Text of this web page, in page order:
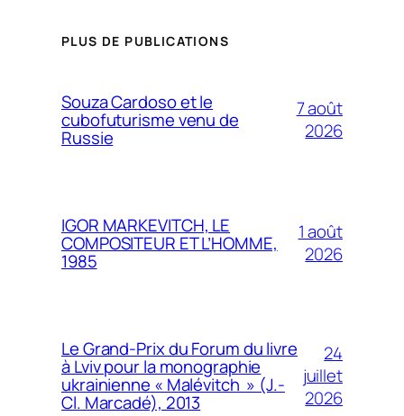
PLUS DE PUBLICATIONS
Souza Cardoso et le
cubofuturisme venu de
Russie
7 août
2026
IGOR MARKEVITCH, LE
COMPOSITEUR ET L’HOMME,
1985
1 août
2026
Le Grand-Prix du Forum du livre
à Lviv pour la monographie
ukrainienne « Malévitch » (J.-
Cl. Marcadé), 2013
24
juillet
2026